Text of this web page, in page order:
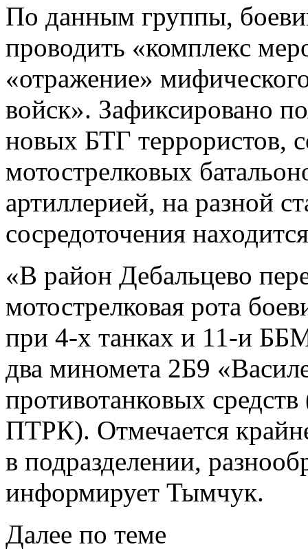
По данным группы,
проводить «комплекс
«отражение»
войск». Зафиксировано
новых БТГ террористов,
мотострелковых
артиллерией, на разной
сосредоточения
«В район Дебальцево
мотострелковая рота
при 4-х танках и 11-и
два миномета 2Б9
противотанковых
ПТРК). Отмечается
в подразделении,
информирует Тымчук.
Далее по теме